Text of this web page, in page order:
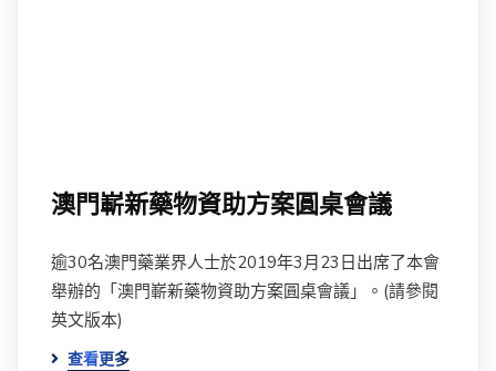
澳門嶄新藥物資助方案圓桌會議
逾30名澳門藥業界人士於2019年3月23日出席了本會
舉辦的「澳門嶄新藥物資助方案圓桌會議」。(請參閱
英文版本)
查看更多